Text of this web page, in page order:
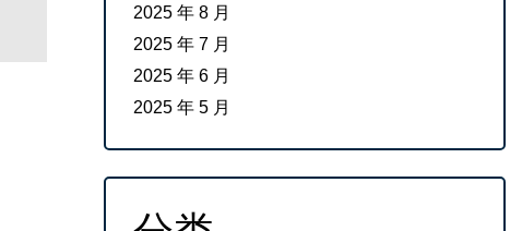
2025 年 8 月
2025 年 7 月
2025 年 6 月
2025 年 5 月